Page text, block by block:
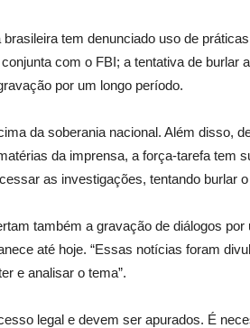
tem denunciado uso de
com o FBI; a tentativa de burlar
por um longo período.
da soberania nacional. Além disso,
da imprensa, a força-tarefa tem
as investigações, tentando burlar o
também a gravação de diálogos por
até hoje. “Essas notícias foram
e analisar o tema”.
legal e devem ser apurados. É